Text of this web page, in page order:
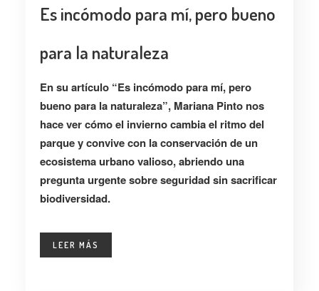
Es incómodo para mí, pero bueno
para la naturaleza
En su artículo “Es incómodo para mí, pero
bueno para la naturaleza”, Mariana Pinto nos
hace ver cómo el invierno cambia el ritmo del
parque y convive con la conservación de un
ecosistema urbano valioso, abriendo una
pregunta urgente sobre seguridad sin sacrificar
biodiversidad.
LEER MÁS